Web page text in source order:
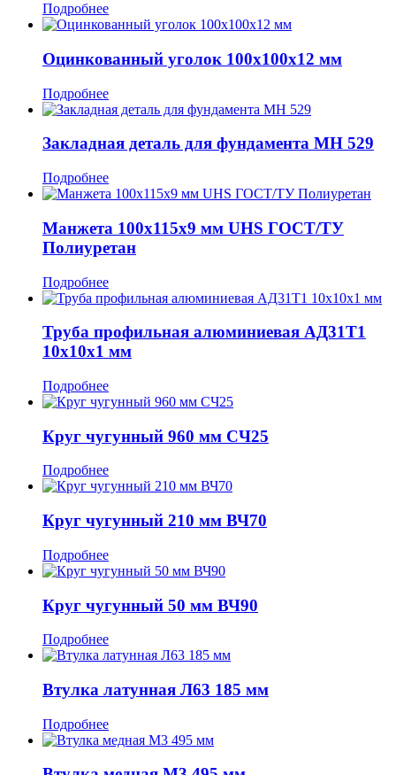
Подробнее
Оцинкованный уголок 100x100x12 мм
Подробнее
Закладная деталь для фундамента МН 529
Подробнее
Манжета 100x115x9 мм UHS ГОСТ/ТУ
Полиуретан
Подробнее
Труба профильная алюминиевая АД31Т1
10x10x1 мм
Подробнее
Круг чугунный 960 мм СЧ25
Подробнее
Круг чугунный 210 мм ВЧ70
Подробнее
Круг чугунный 50 мм ВЧ90
Подробнее
Втулка латунная Л63 185 мм
Подробнее